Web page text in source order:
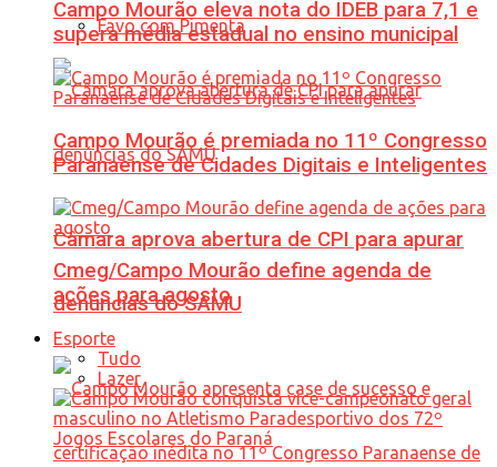
Favo com Pimenta
Câmara aprova abertura de CPI para apurar
denúncias do SAMU
Campo Mourão eleva nota do IDEB para 7,1 e
supera média estadual no ensino municipal
Campo Mourão é premiada no 11º Congresso
Paranaense de Cidades Digitais e Inteligentes
Cmeg/Campo Mourão define agenda de
ações para agosto
Esporte
Tudo
Lazer